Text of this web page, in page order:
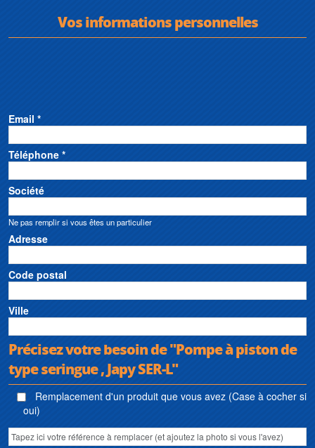
Vos informations personnelles
Email *
Téléphone *
Société
Ne pas remplir si vous êtes un particulier
Adresse
Code postal
Ville
Précisez votre besoin de "Pompe à piston de
type seringue , Japy SER-L"
Remplacement d'un produit que vous avez (Case à cocher si
oui)